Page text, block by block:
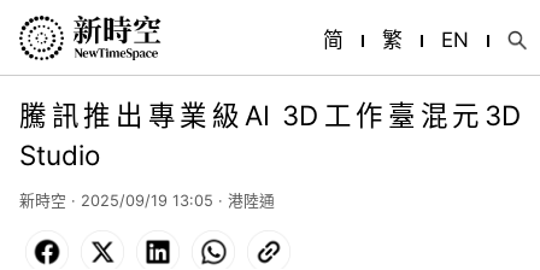
简 繁 EN
騰訊推出專業級AI 3D工作臺混元3D
Studio
新時空 · 2025/09/19 13:05 · 港陸通
Facebook LinkedIn WhatsApp